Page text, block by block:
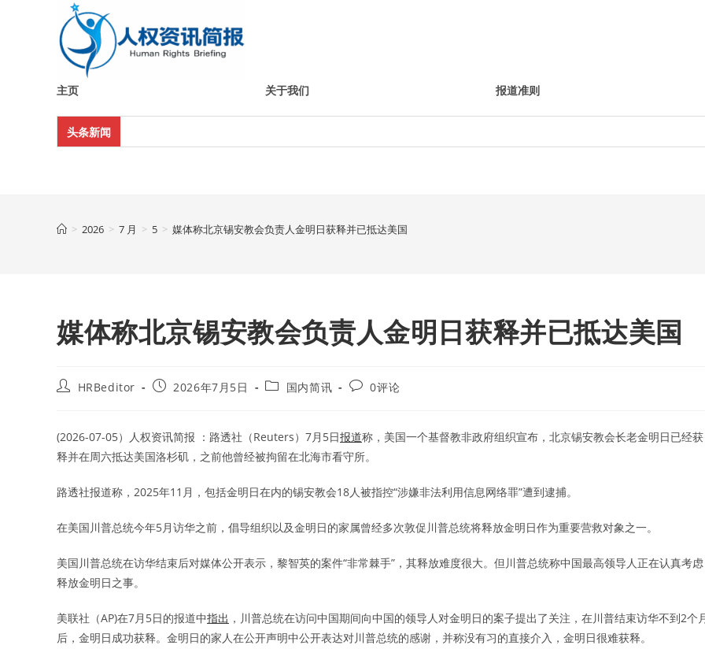
主页 关于我们 报道准则
头条新闻
> 2026 > 7 月 > 5 > 媒体称北京锡安教会负责人金明日获释并已抵达美国
媒体称北京锡安教会负责人金明日获释并已抵达美国
PostHRBeditor
Post2026年7月5日
Post国内简讯
Post0评论
(2026-07-05）人权资讯简报 ：路透社（Reuters）7月5日报道称，美国一个基督教非政府组织宣布，北京锡安教会长老金明日已经获
释并在周六抵达美国洛杉矶，之前他曾经被拘留在北海市看守所。
路透社报道称，2025年11月，包括金明日在内的锡安教会18人被指控“涉嫌非法利用信息网络罪”遭到逮捕。
在美国川普总统今年5月访华之前，倡导组织以及金明日的家属曾经多次敦促川普总统将释放金明日作为重要营救对象之一。
美国川普总统在访华结束后对媒体公开表示，黎智英的案件“非常棘手”，其释放难度很大。但川普总统称中国最高领导人正在认真考虑
释放金明日之事。
美联社（AP)在7月5日的报道中指出 ，川普总统在访问中国期间向中国的领导人对金明日的案子提出了关注，在川普结束访华不到2个
后，金明日成功获释。金明日的家人在公开声明中公开表达对川普总统的感谢，并称没有习的直接介入，金明日很难获释。